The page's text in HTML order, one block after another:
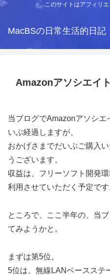
このサイトはアフィリエ
MacBSの日常生活的日記
Amazonアソシエイ
当ブログでAmazonアソシ
いぶ経過しますが、
おかげさまでだいぶご購入
うございます。
収益は、フリーソフト開発
利用させていただく予定です
ところで、ここ半年の、当
てみようかと。
まずは第5位。
5位は、無線LANベースステ